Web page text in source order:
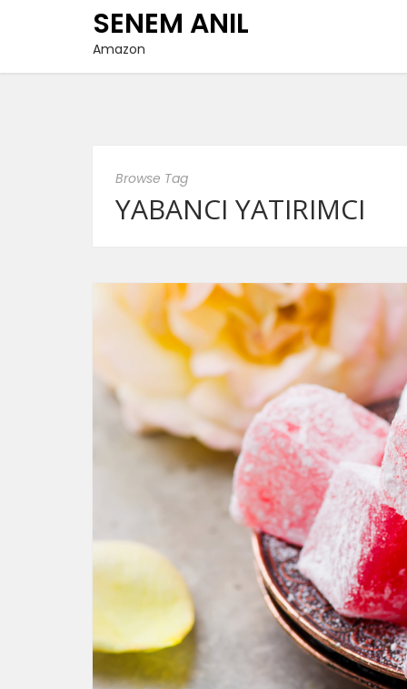
SENEM ANIL
Amazon
Browse Tag
YABANCI YATIRIMCI